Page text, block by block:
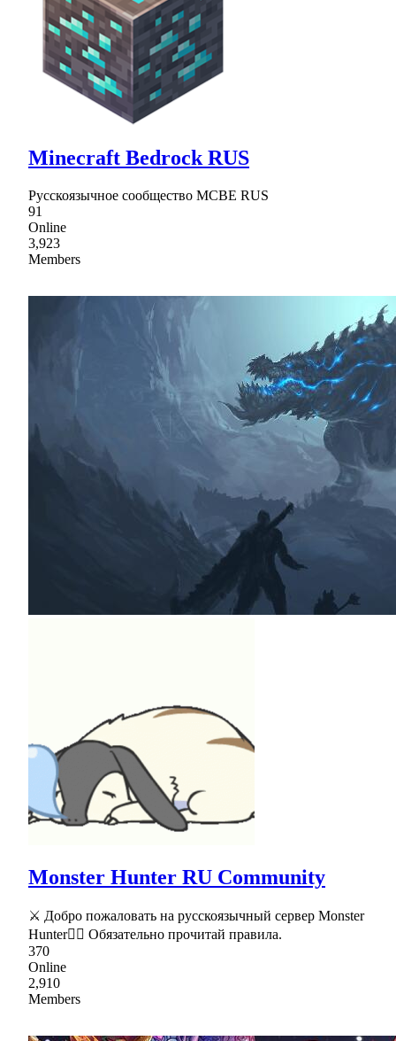
Minecraft Bedrock RUS
Русскоязычное сообщество MCBE RUS
91
Online
3,923
Members
Monster Hunter RU Community
⚔ Добро пожаловать на русскоязычный сервер Monster
Hunter🖐🏻 Обязательно прочитай правила.
370
Online
2,910
Members